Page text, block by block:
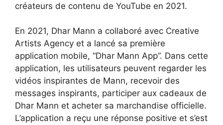
créateurs de contenu de YouTube en 2021.
En 2021, Dhar Mann a collaboré avec Creative
Artists Agency et a lancé sa première
application mobile, “Dhar Mann App”. Dans cette
application, les utilisateurs peuvent regarder les
vidéos inspirantes de Mann, recevoir des
messages inspirants, participer aux cadeaux de
Dhar Mann et acheter sa marchandise officielle.
L’application a reçu une réponse positive et s’est